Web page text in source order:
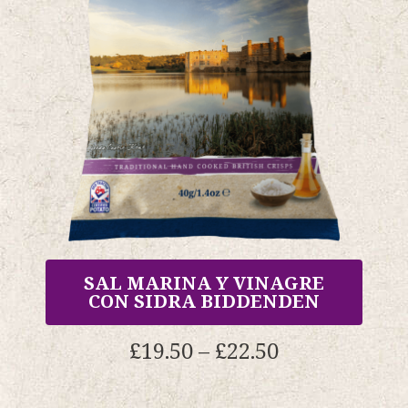
en
la
página
del
producto.
SAL MARINA Y VINAGRE
CON SIDRA BIDDENDEN
£19.50– £22.50Gama
de
precios: